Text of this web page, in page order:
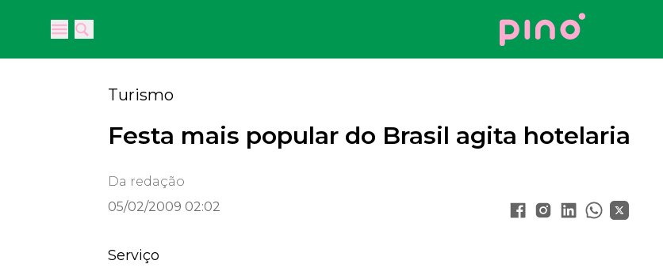
Open main menu
Open main menu
Your Company
Turismo
Festa mais popular do Brasil agita hotelaria
Da redação
05/02/2009 02:02
Serviço